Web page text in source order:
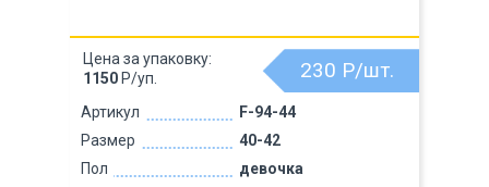
Артикул
F-94-44
Размер
40-42
Пол
девочка
230 Р/шт.
Цена за упаковку:
1150 Р/уп.